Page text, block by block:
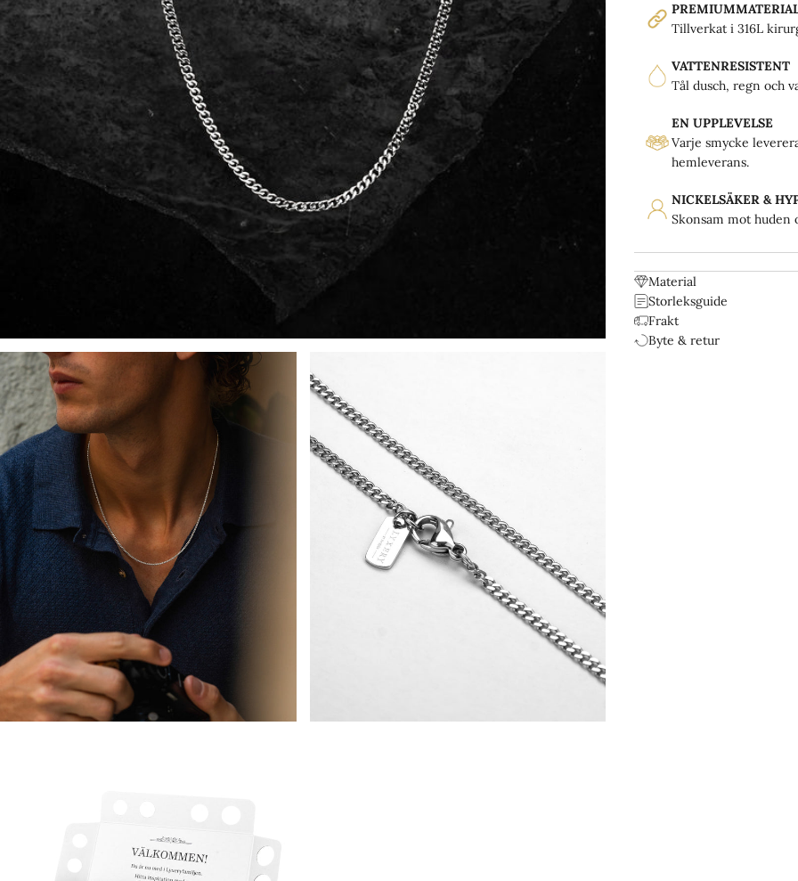
Tillverkat i 316L
VATTENRESISTENT
Tål dusch, regn och
EN UPPLEVELSE
Varje smycke
hemleverans.
NICKELSÄKER &
Skonsam mot
Material
Storleksguide
Frakt
Byte & retur